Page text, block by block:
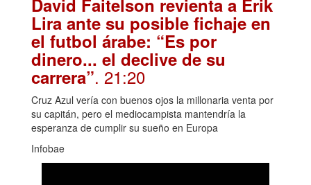
David Faitelson revienta a Erik
Lira ante su posible fichaje en
el futbol árabe: “Es por
dinero... el declive de su
carrera”. 21:20
Cruz Azul vería con buenos ojos la millonaria venta por
su capitán, pero el mediocampista mantendría la
esperanza de cumplir su sueño en Europa
Infobae